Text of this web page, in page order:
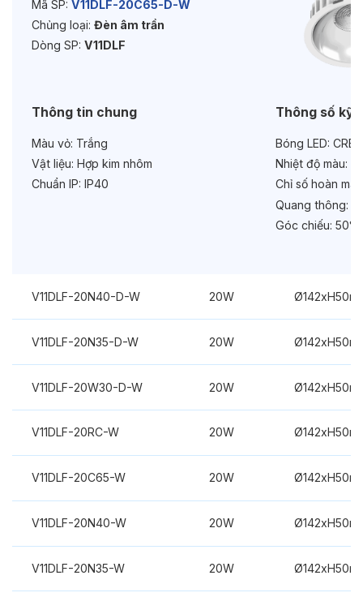
Mã SP: V11DLF-20C65-D-W
Chủng loại: Đèn âm trần
Dòng SP: V11DLF
Thông tin chung
Màu vỏ: Trắng
Vật liệu: Hợp kim nhôm
Chuẩn IP: IP40
Thông số kỹ
Bóng LED:
Nhiệt độ màu:
Chỉ số hoàn
Quang thông:
Góc chiếu: 50°
V11DLF-20N40-D-W 20W
V11DLF-20N35-D-W 20W
V11DLF-20W30-D-W 20W
V11DLF-20RC-W 20W
V11DLF-20C65-W 20W
V11DLF-20N40-W 20W
V11DLF-20N35-W 20W